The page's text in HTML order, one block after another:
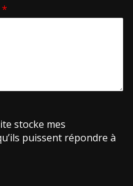
*
stocke mes
puissent répondre à